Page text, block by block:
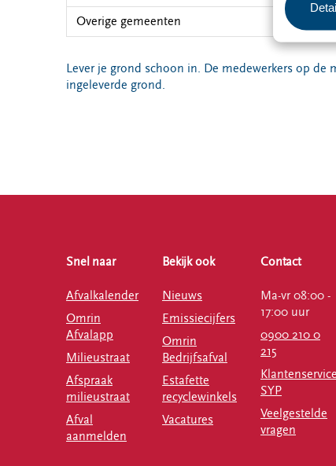
Overige gemeenten
Lever je grond schoon in. De medewerkers op
ingeleverde grond.
Snel naar
Afvalkalender
Omrin
Afvalapp
Milieustraat
Afspraak
milieustraat
Afval
aanmelden
Bekijk ook
Nieuws
Emissiecijfers
Omrin
Bedrijfsafval
Estafette
recyclewinkels
Vacatures
Contact
Ma-vr 08:00 -
17:00 uur
0900 210 0
215
Klantenservice
SYP
Veelgestelde
vragen